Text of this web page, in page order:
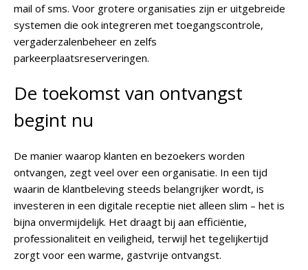
mail of sms. Voor grotere organisaties zijn er uitgebreide
systemen die ook integreren met toegangscontrole,
vergaderzalenbeheer en zelfs
parkeerplaatsreserveringen.
De toekomst van ontvangst
begint nu
De manier waarop klanten en bezoekers worden
ontvangen, zegt veel over een organisatie. In een tijd
waarin de klantbeleving steeds belangrijker wordt, is
investeren in een digitale receptie niet alleen slim – het is
bijna onvermijdelijk. Het draagt bij aan efficiëntie,
professionaliteit en veiligheid, terwijl het tegelijkertijd
zorgt voor een warme, gastvrije ontvangst.